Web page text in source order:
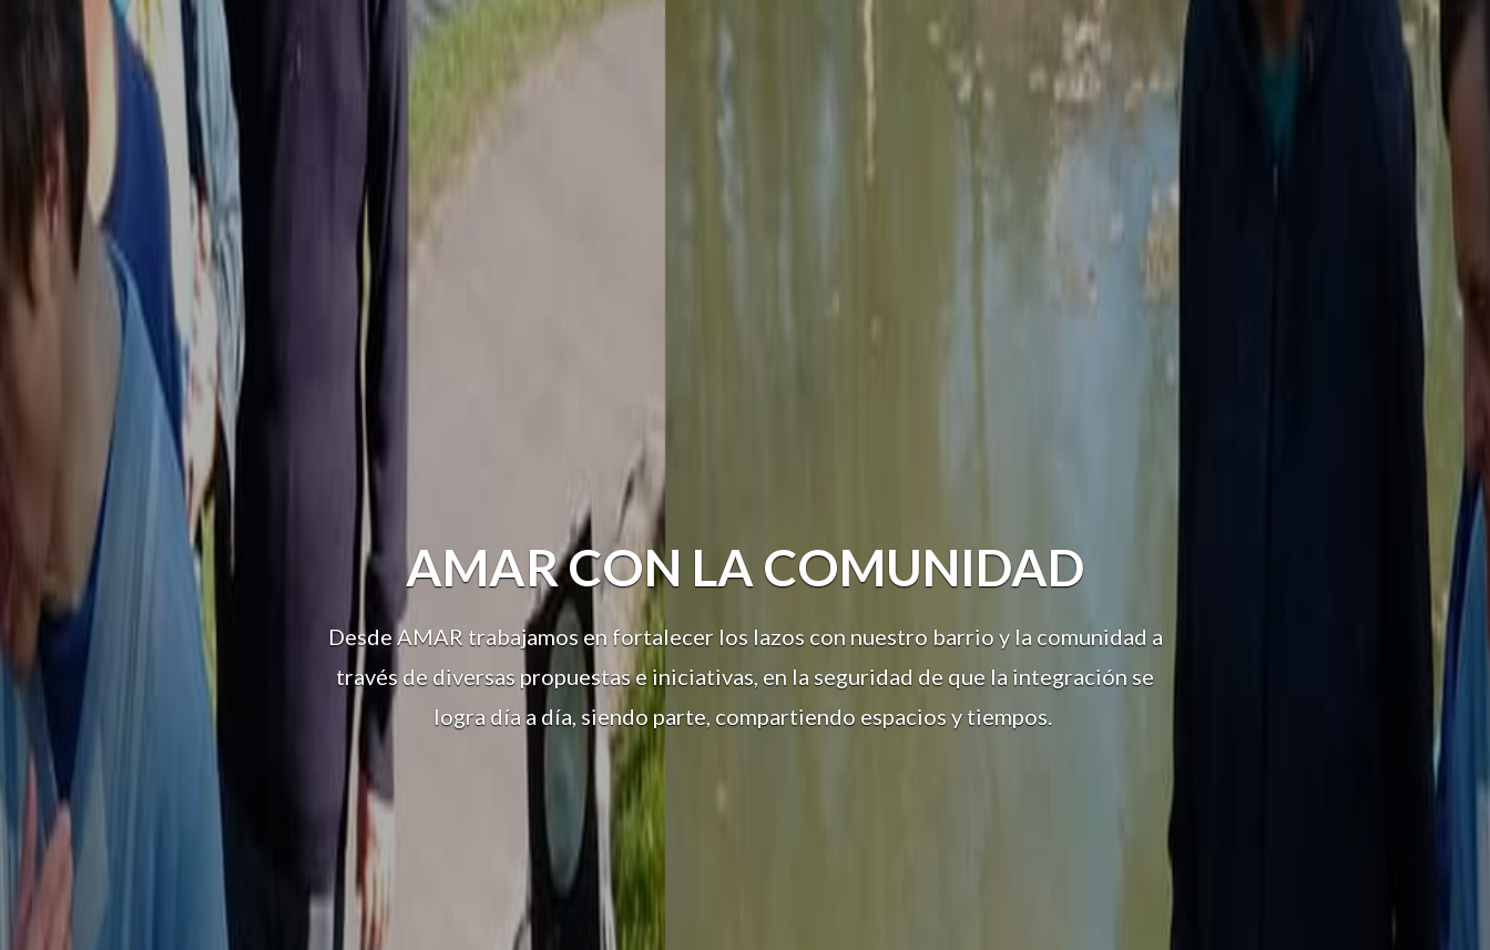
AMAR CON LA COMUNIDAD
Desde AMAR trabajamos en fortalecer los lazos con nuestro barrio y la comunidad a
través de diversas propuestas e iniciativas, en la seguridad de que la integración se
logra día a día, siendo parte, compartiendo espacios y tiempos.